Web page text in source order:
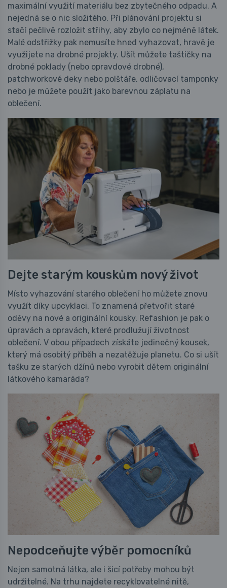
maximální využití materiálu bez zbytečného odpadu. A
nejedná se o nic složitého. Při plánování projektu si
stačí pečlivě rozložit střihy, aby zbylo co nejméně látek.
Malé odstřižky pak nemusíte hned vyhazovat, hravě je
využijete na drobné projekty. Ušít můžete taštičky na
drobné poklady (nebo opravdové drobné),
patchworkové deky nebo polštáře, odličovací tamponky
nebo je můžete použít jako barevnou záplatu na
oblečení.
Dejte starým kouskům nový život
Místo vyhazování starého oblečení ho můžete znovu
využít díky upcyklaci. To znamená přetvořit staré
oděvy na nové a originální kousky. Refashion je pak o
úpravách a opravách, které prodlužují životnost
oblečení. V obou případech získáte jedinečný kousek,
který má osobitý příběh a nezatěžuje planetu. Co si ušít
tašku ze starých džínů nebo vyrobit dětem originální
látkového kamaráda?
Nepodceňujte výběr pomocníků
Nejen samotná látka, ale i šicí potřeby mohou být
udržitelné. Na trhu najdete recyklovatelné nitě,